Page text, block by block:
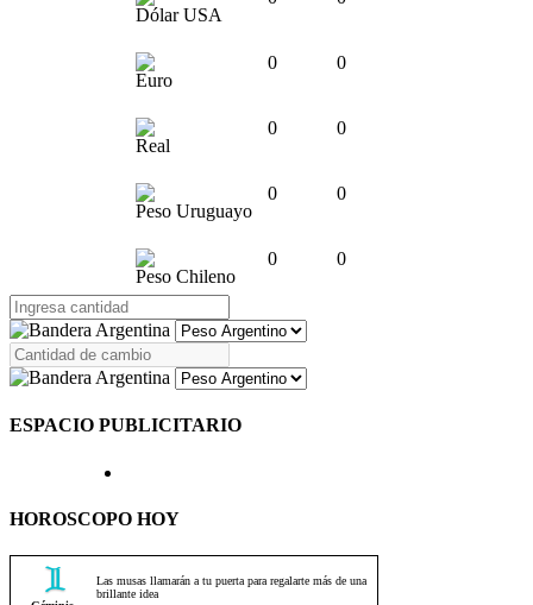
Dólar USA
Euro
0 0
Real
0 0
Peso Uruguayo
0 0
Peso Chileno
0 0
ESPACIO PUBLICITARIO
HOROSCOPO HOY